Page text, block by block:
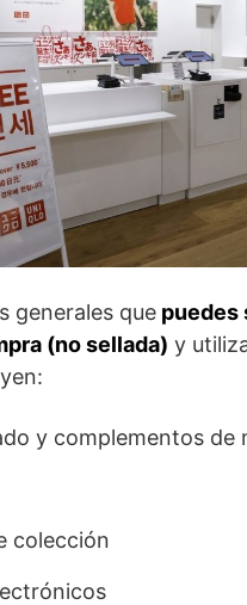
generales que puedes
(no sellada) y
y complementos de
colección